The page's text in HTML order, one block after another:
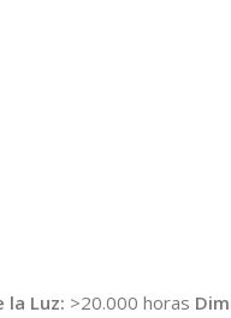
la Luz: >20.000 horas